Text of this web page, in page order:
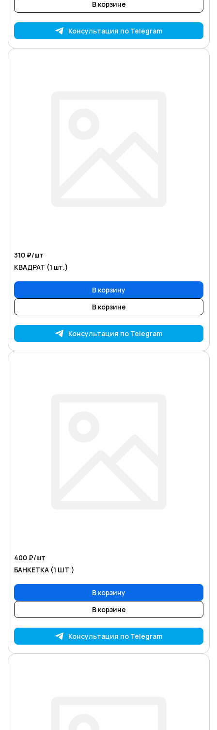
В корзине
Консультация по Telegram
310 ₽/шт
КВАДРАТ (1 шт.)
В корзину
В корзине
Консультация по Telegram
400 ₽/шт
БАНКЕТКА (1 ШТ.)
В корзину
В корзине
Консультация по Telegram